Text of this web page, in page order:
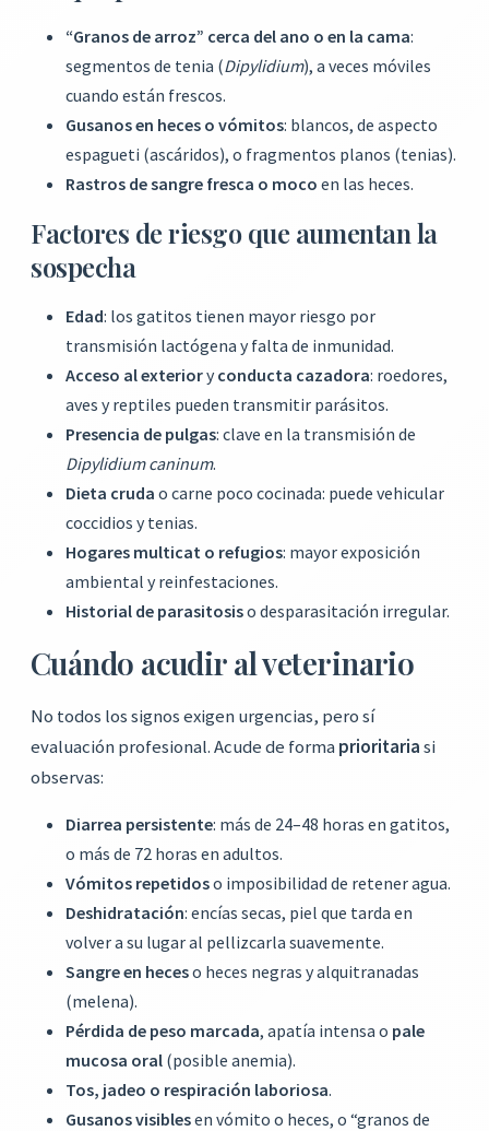
“Granos de arroz” cerca del ano o en la cama:
segmentos de tenia (Dipylidium), a veces móviles
cuando están frescos.
Gusanos en heces o vómitos: blancos, de aspecto
espagueti (ascáridos), o fragmentos planos (tenias).
Rastros de sangre fresca o moco en las heces.
Factores de riesgo que aumentan la
sospecha
Edad: los gatitos tienen mayor riesgo por
transmisión lactógena y falta de inmunidad.
Acceso al exterioryconducta cazadora: roedores,
aves y reptiles pueden transmitir parásitos.
Presencia de pulgas: clave en la transmisión de
Dipylidium caninum.
Dieta cruda o carne poco cocinada: puede vehicular
coccidios y tenias.
Hogares multicat o refugios: mayor exposición
ambiental y reinfestaciones.
Historial de parasitosiso desparasitación irregular.
Cuándo acudir al veterinario
No todos los signos exigen urgencias, pero sí
evaluación profesional. Acude de formaprioritariasi
observas:
Diarrea persistente: más de 24–48 horas en gatitos,
o más de 72 horas en adultos.
Vómitos repetidoso imposibilidad de retener agua.
Deshidratación: encías secas, piel que tarda en
volver a su lugar al pellizcarla suavemente.
Sangre en heceso heces negras y alquitranadas
(melena).
Pérdida de peso marcada, apatía intensa o pale
mucosa oral (posible anemia).
Tos, jadeo o respiración laboriosa.
Gusanos visiblesen vómito o heces, o “granos de